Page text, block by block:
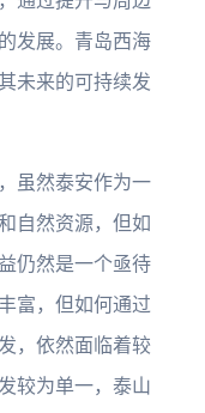
发展。青岛西海
未来的可持续发
虽然泰安作为一
自然资源，但如
仍然是一个亟待
富，但如何通过
，依然面临着较
较为单一，泰山